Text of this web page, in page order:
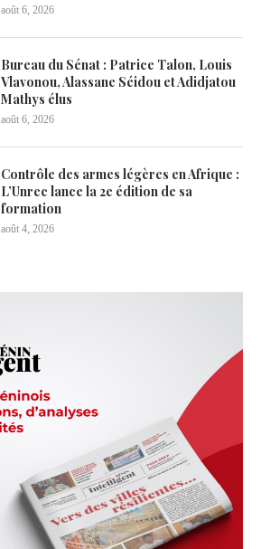
août 6, 2026
Bureau du Sénat : Patrice Talon, Louis
Vlavonou, Alassane Séidou et Adidjatou
Mathys élus
août 6, 2026
Contrôle des armes légères en Afrique :
L’Unrec lance la 2e édition de sa
formation
août 4, 2026